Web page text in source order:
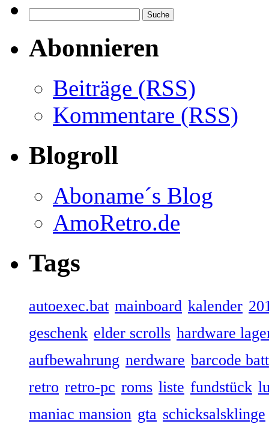
Abonnieren
Beiträge (RSS)
Kommentare (RSS)
Blogroll
Aboname´s Blog
AmoRetro.de
Tags
autoexec.bat mainboard kalender
geschenk elder scrolls hardware
aufbewahrung nerdware barcode
retro retro‑pc roms liste fundstück
maniac mansion gta schicksalsklinge